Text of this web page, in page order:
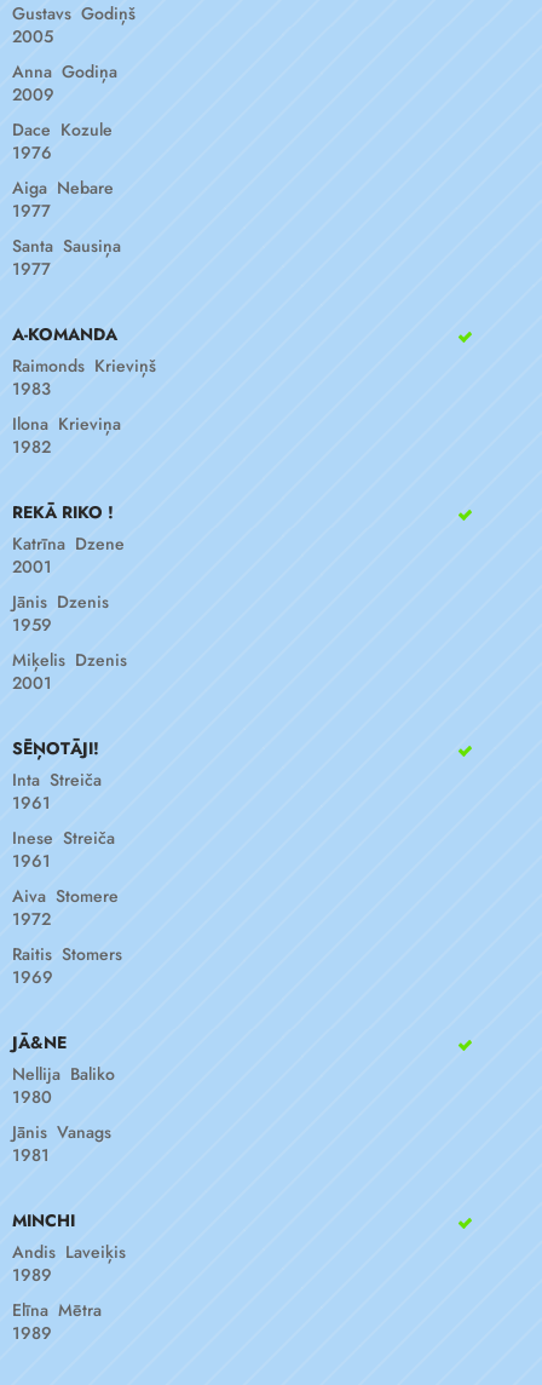
Gustavs Godiņš
2005
Anna Godiņa
2009
Dace Kozule
1976
Aiga Nebare
1977
Santa Sausiņa
1977
A-KOMANDA
Raimonds Krieviņš
1983
Ilona Krieviņa
1982
REKĀ RIKO !
Katrīna Dzene
2001
Jānis Dzenis
1959
Miķelis Dzenis
2001
SĒŅOTĀJI!
Inta Streiča
1961
Inese Streiča
1961
Aiva Stomere
1972
Raitis Stomers
1969
JĀ&NE
Nellija Baliko
1980
Jānis Vanags
1981
MINCHI
Andis Laveiķis
1989
Elīna Mētra
1989